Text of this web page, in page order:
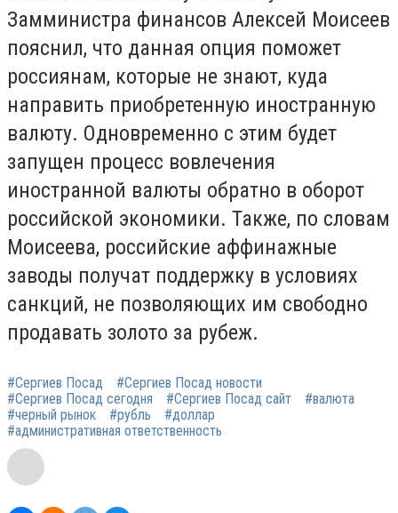
Замминистра финансов Алексей Моисеев
пояснил, что данная опция поможет
россиянам, которые не знают, куда
направить приобретенную иностранную
валюту. Одновременно с этим будет
запущен процесс вовлечения
иностранной валюты обратно в оборот
российской экономики. Также, по словам
Моисеева, российские аффинажные
заводы получат поддержку в условиях
санкций, не позволяющих им свободно
продавать золото за рубеж.
#Сергиев Посад
#Сергиев Посад новости
#Сергиев Посад сегодня
#Сергиев Посад сайт
#валюта
#черный рынок
#рубль
#доллар
#административная ответственность